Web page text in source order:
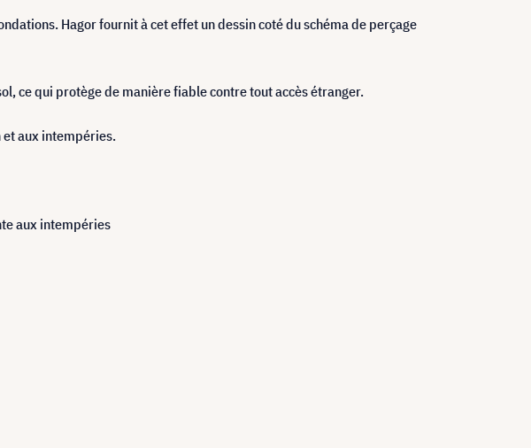
Hagor fournit à cet effet un dessin coté du schéma de perçage
ce qui protège de manière fiable contre tout accès étranger.
et aux intempéries.
aux intempéries